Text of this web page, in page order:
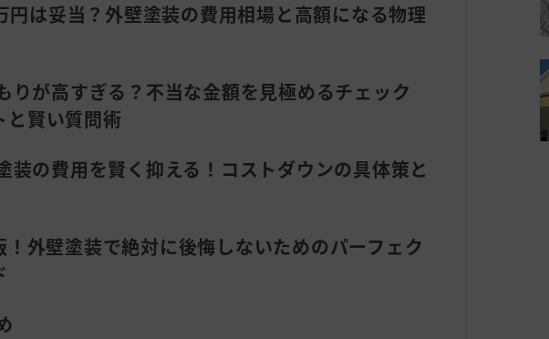
円は妥当？外壁塗装の費用相場と高額になる物理
りが高すぎる？不当な金額を見極めるチェック
と賢い質問術
装の費用を賢く抑える！コストダウンの具体策と
外壁塗装で絶対に後悔しないためのパーフェク